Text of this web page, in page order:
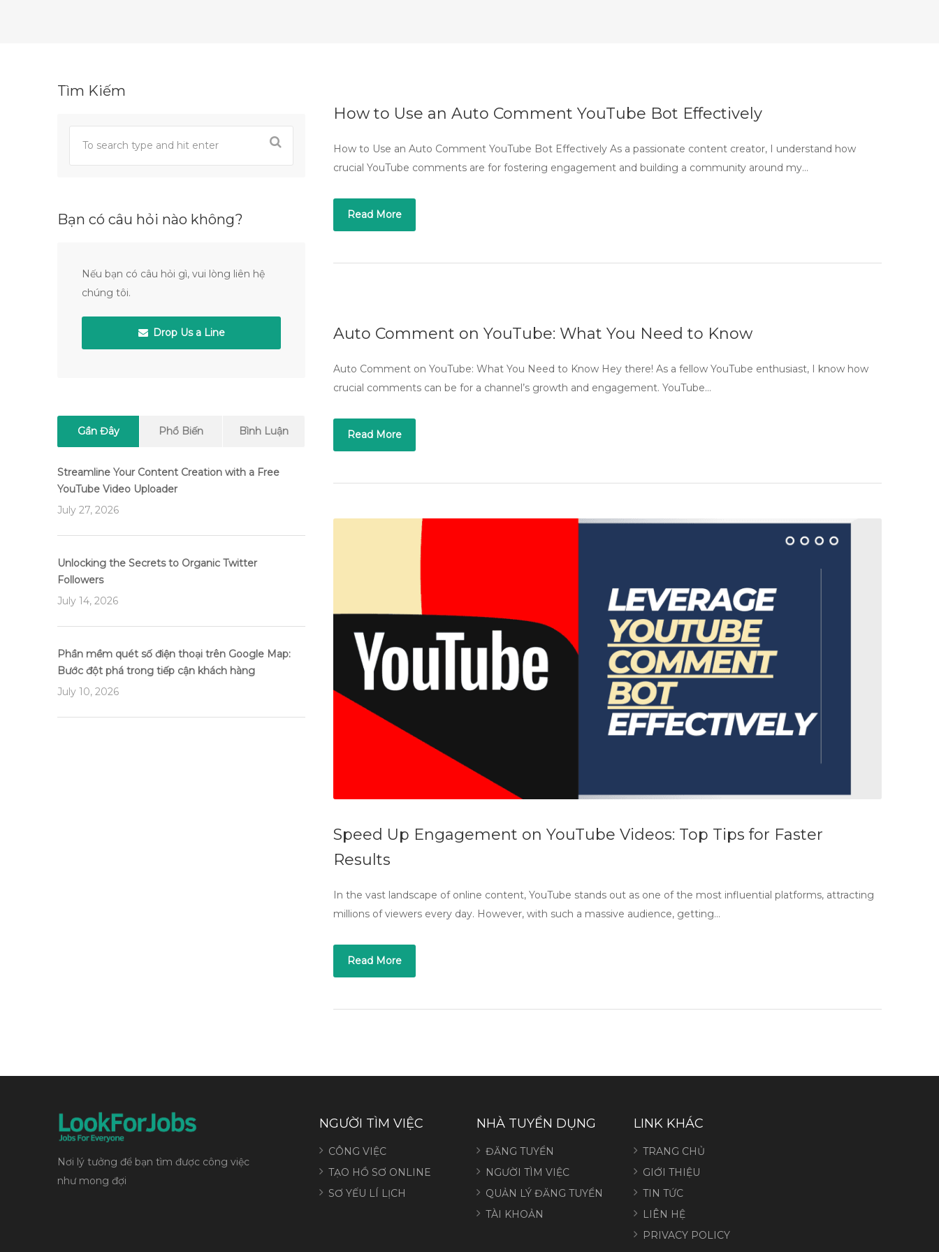
How to Use an Auto Comment YouTube Bot Effectively
How to Use an Auto Comment YouTube Bot Effectively As a passionate content creator, I understand how
crucial YouTube comments are for fostering engagement and building a community around my…
Read More
Auto Comment on YouTube: What You Need to Know
Auto Comment on YouTube: What You Need to Know Hey there! As a fellow YouTube enthusiast, I know how
crucial comments can be for a channel’s growth and engagement. YouTube…
Read More
Speed Up Engagement on YouTube Videos: Top Tips for Faster
Results
In the vast landscape of online content, YouTube stands out as one of the most influential platforms, attracting
millions of viewers every day. However, with such a massive audience, getting…
Read More
Tìm Kiếm
Bạn có câu hỏi nào không?
Nếu bạn có câu hỏi gì, vui lòng liên hệ
chúng tôi.
Drop Us a Line
Gần Đây Phổ Biến Bình Luận
Streamline Your Content Creation with a Free
YouTube Video Uploader
July 27, 2026
Unlocking the Secrets to Organic Twitter
Followers
July 14, 2026
Phần mềm quét số điện thoại trên Google Map:
Bước đột phá trong tiếp cận khách hàng
July 10, 2026
Nơi lý tưởng để bạn tìm được công việc
như mong đợi
NGƯỜI TÌM VIỆC
CÔNG VIỆC
TẠO HỒ SƠ ONLINE
SƠ YẾU LÍ LỊCH
NHÀ TUYỂN DỤNG
ĐĂNG TUYỂN
NGƯỜI TÌM VIỆC
QUẢN LÝ ĐĂNG TUYỂN
TÀI KHOẢN
LINK KHÁC
TRANG CHỦ
GIỚI THIỆU
TIN TỨC
LIÊN HỆ
PRIVACY POLICY